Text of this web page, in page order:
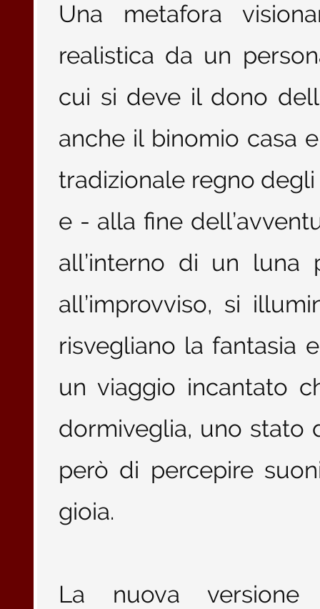
Una metafora
realistica da un
cui si deve il dono
anche il binomio casa
tradizionale regno
e - alla fine
all’interno di un luna
all’improvviso, si
risvegliano la fantasia
un viaggio incantato
dormiveglia, uno stato
però di percepire
gioia.
La nuova versione